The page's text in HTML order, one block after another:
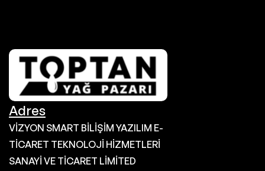
Adres
VİZYON SMART BİLİŞİM YAZILIM E-
TİCARET TEKNOLOJİ HİZMETLERİ
SANAYİ VE TİCARET LİMİTED